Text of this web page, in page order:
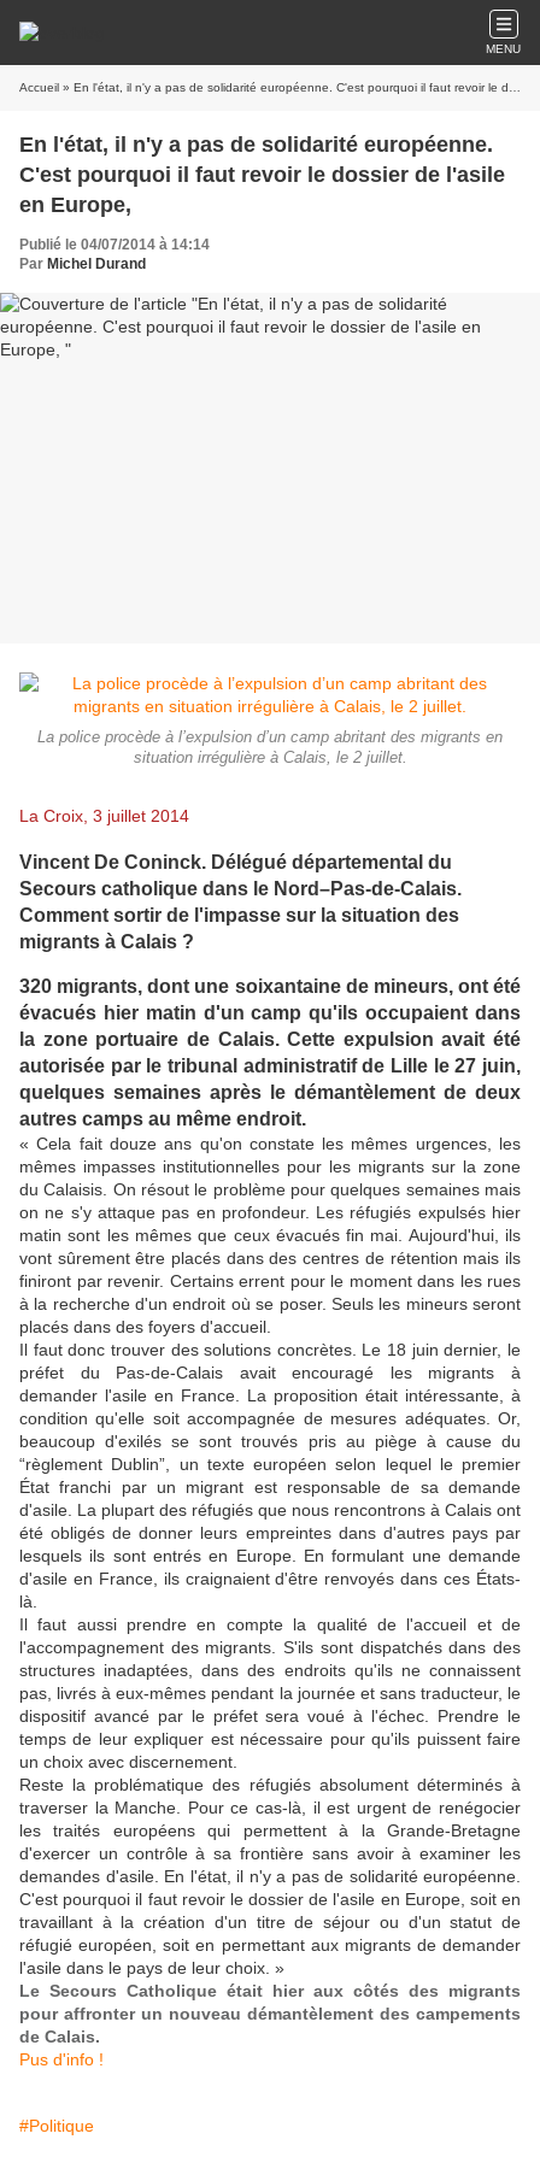
MENU
Accueil » En l'état, il n'y a pas de solidarité européenne. C'est pourquoi il faut revoir le dossier de l'asile en Europe,
En l'état, il n'y a pas de solidarité européenne.
C'est pourquoi il faut revoir le dossier de l'asile
en Europe,
Publié le 04/07/2014 à 14:14
Par Michel Durand
La police procède à l’expulsion d’un camp abritant des migrants en
situation irrégulière à Calais, le 2 juillet.
La Croix, 3 juillet 2014
Vincent De Coninck. Délégué départemental du
Secours catholique dans le Nord–Pas-de-Calais.
Comment sortir de l'impasse sur la situation des
migrants à Calais ?
320 migrants, dont une soixantaine de mineurs, ont été
évacués hier matin d'un camp qu'ils occupaient dans
la zone portuaire de Calais. Cette expulsion avait été
autorisée par le tribunal administratif de Lille le 27 juin,
quelques semaines après le démantèlement de deux
autres camps au même endroit.
« Cela fait douze ans qu'on constate les mêmes urgences, les
mêmes impasses institutionnelles pour les migrants sur la zone
du Calaisis. On résout le problème pour quelques semaines mais
on ne s'y attaque pas en profondeur. Les réfugiés expulsés hier
matin sont les mêmes que ceux évacués fin mai. Aujourd'hui, ils
vont sûrement être placés dans des centres de rétention mais ils
finiront par revenir. Certains errent pour le moment dans les rues
à la recherche d'un endroit où se poser. Seuls les mineurs seront
placés dans des foyers d'accueil.
Il faut donc trouver des solutions concrètes. Le 18 juin dernier, le
préfet du Pas-de-Calais avait encouragé les migrants à
demander l'asile en France. La proposition était intéressante, à
condition qu'elle soit accompagnée de mesures adéquates. Or,
beaucoup d'exilés se sont trouvés pris au piège à cause du
“règlement Dublin”, un texte européen selon lequel le premier
État franchi par un migrant est responsable de sa demande
d'asile. La plupart des réfugiés que nous rencontrons à Calais ont
été obligés de donner leurs empreintes dans d'autres pays par
lesquels ils sont entrés en Europe. En formulant une demande
d'asile en France, ils craignaient d'être renvoyés dans ces États-
là.
Il faut aussi prendre en compte la qualité de l'accueil et de
l'accompagnement des migrants. S'ils sont dispatchés dans des
structures inadaptées, dans des endroits qu'ils ne connaissent
pas, livrés à eux-mêmes pendant la journée et sans traducteur, le
dispositif avancé par le préfet sera voué à l'échec. Prendre le
temps de leur expliquer est nécessaire pour qu'ils puissent faire
un choix avec discernement.
Reste la problématique des réfugiés absolument déterminés à
traverser la Manche. Pour ce cas-là, il est urgent de renégocier
les traités européens qui permettent à la Grande-Bretagne
d'exercer un contrôle à sa frontière sans avoir à examiner les
demandes d'asile. En l'état, il n'y a pas de solidarité européenne.
C'est pourquoi il faut revoir le dossier de l'asile en Europe, soit en
travaillant à la création d'un titre de séjour ou d'un statut de
réfugié européen, soit en permettant aux migrants de demander
l'asile dans le pays de leur choix. »
Le Secours Catholique était hier aux côtés des migrants
pour affronter un nouveau démantèlement des campements
de Calais.
Pus d'info !
#Politique